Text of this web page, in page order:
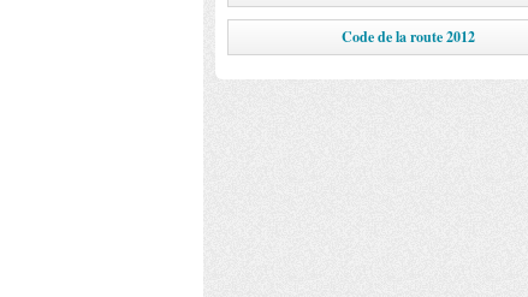
Code de la route 2012